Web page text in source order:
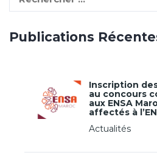
e
r
Publications
Inscription
au concours
aux ENSA
affectés à
Actualités